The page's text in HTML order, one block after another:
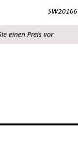
SW20166
einen Preis vor